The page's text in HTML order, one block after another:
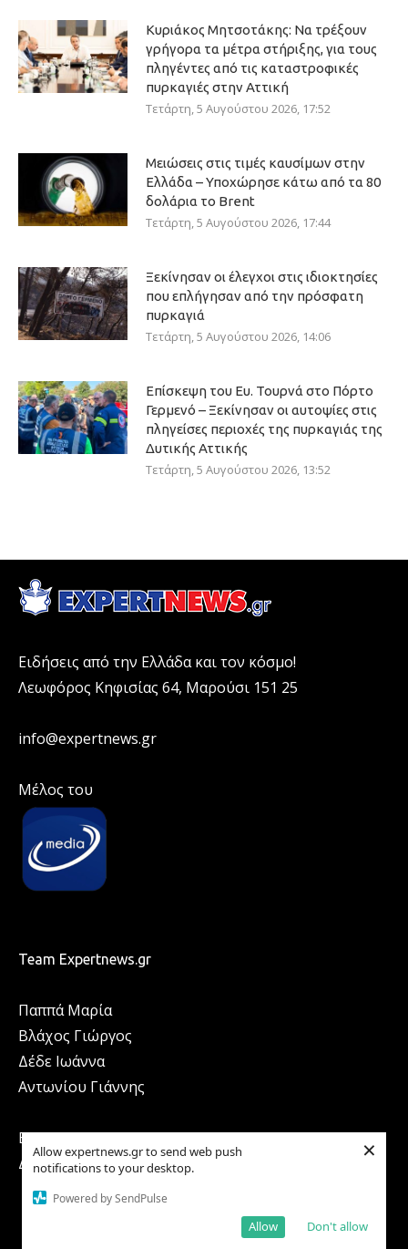
Allow expertnews.gr to send web push
notifications to your desktop.
Powered by SendPulse
Don't allow
Allow
×
Κυριάκος Μητσοτάκης: Να τρέξουν
γρήγορα τα μέτρα στήριξης, για τους
πληγέντες από τις καταστροφικές
πυρκαγιές στην Αττική
Τετάρτη, 5 Αυγούστου 2026, 17:52
Μειώσεις στις τιμές καυσίμων στην
Ελλάδα – Υποχώρησε κάτω από τα 80
δολάρια το Brent
Τετάρτη, 5 Αυγούστου 2026, 17:44
Ξεκίνησαν οι έλεγχοι στις ιδιοκτησίες
που επλήγησαν από την πρόσφατη
πυρκαγιά
Τετάρτη, 5 Αυγούστου 2026, 14:06
Επίσκεψη του Ευ. Τουρνά στο Πόρτο
Γερμενό – Ξεκίνησαν οι αυτοψίες στις
πληγείσες περιοχές της πυρκαγιάς της
Δυτικής Αττικής
Τετάρτη, 5 Αυγούστου 2026, 13:52
Ειδήσεις από την Ελλάδα και τον κόσμο!
Λεωφόρος Κηφισίας 64, Μαρούσι 151 25
info@expertnews.gr
Μέλος του
Team Expertnews.gr
Παππά Μαρία
Βλάχος Γιώργος
Δέδε Ιωάννα
Αντωνίου Γιάννης
ΕΠΙΚΟΙΝΩΝΙΑ
ΔΙΑΦΗΜΙΣΗ